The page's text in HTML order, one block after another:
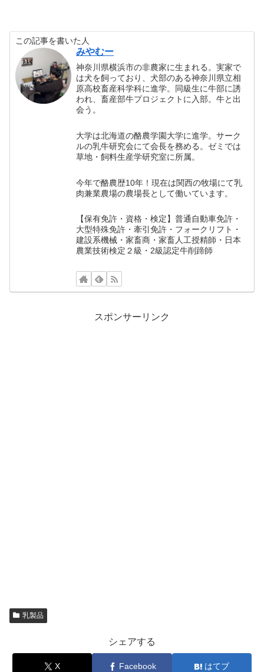
この記事を書いた人
みやむー
神奈川県横浜市の非農家に生まれる。実家で
は犬を飼っており、犬部のある神奈川県立相
原高校畜産科学科に進学。同級生に牛部に誘
われ、畜産部牛プロジェクトに入部。牛と出
会う。
大学は北海道の酪農学園大学に進学。サーク
ルの乳牛研究会にて会長を務める。ゼミでは
草地・飼料生産学研究室に所属。
今年で酪農歴10年！現在は関西の牧場にて乳
肉兼業農場の農場長として働いています。
【保有免許・資格・検定】普通自動車免許・
大型特殊免許・牽引免許・フォークリフト・
建設系機械・家畜商・家畜人工授精師・日本
農業技術検定２級・2級認定牛削蹄師
スポンサーリンク
乳製品
シェアする
X Facebook はてブ